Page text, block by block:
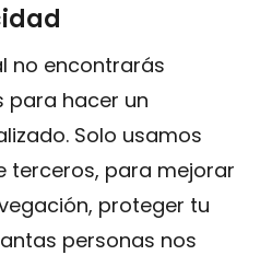
no encontrarás
para hacer un
Solo usamos
terceros, para mejorar
proteger tu
personas nos